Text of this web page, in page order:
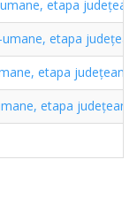
etapa
etapa
etapa județeană
etapa